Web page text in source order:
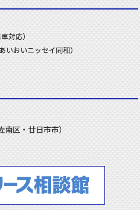
対応）
いおいニッセイ同和）
南区・ 廿日市市）